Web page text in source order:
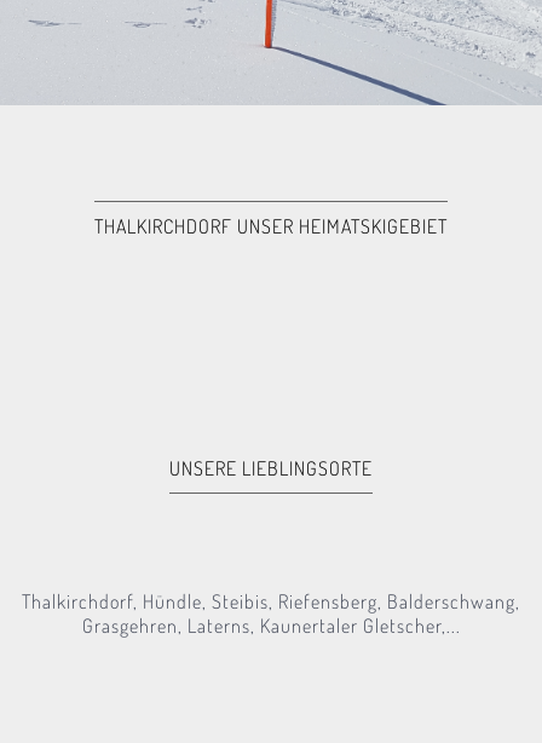
THALKIRCHDORF UNSER HEIMATSKIGEBIET
UNSERE LIEBLINGSORTE
Thalkirchdorf, Hündle, Steibis, Riefensberg, Balderschwang,
Grasgehren, Laterns, Kaunertaler Gletscher,...